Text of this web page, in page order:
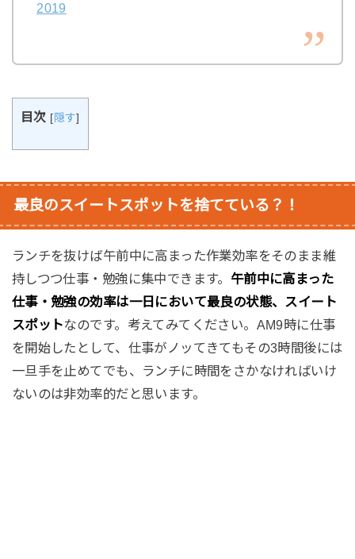
2019
目次 [隠す]
最良のスイートスポットを捨てている？！
ランチを抜けば午前中に高まった作業効率をそのまま維
持しつつ仕事・勉強に集中できます。 午前中に高まった
仕事・勉強の効率は一日において最良の状態、スイート
スポットなのです。考えてみてください。AM9時に仕事
を開始したとして、仕事がノッてきてもその3時間後には
一旦手を止めてでも、ランチに時間をさかなければいけ
ないのは非効率的だと思います。